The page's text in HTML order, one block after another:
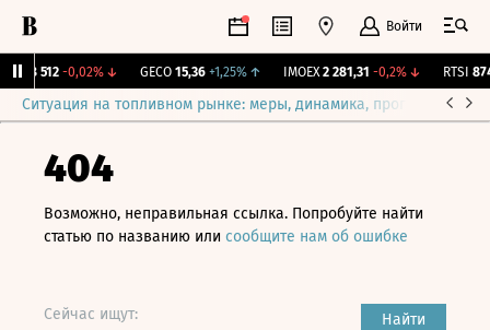
Войти
18 512 -0,02%↓ GECO 15,36 +1,25%↑ IMOEX 2 281,31 -0,2%↓ RTSI
Ситуация на топливном рынке: меры, динамика, прогнозы
404
Возможно, неправильная ссылка. Попробуйте найти
статью по названию или сообщите нам об ошибке
Сейчас ищут: Найти